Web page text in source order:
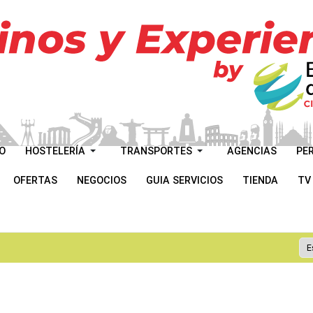
HOSTELERÍA TRANSPORTES AGENCIAS
OFERTAS NEGOCIOS GUIA SERVICIOS TIENDA TV